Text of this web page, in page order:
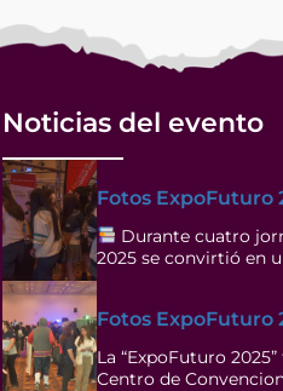
Noticias del evento
Fotos ExpoFuturo
Durante cuatro
2025 se convirtió en
Fotos ExpoFuturo
La “ExpoFuturo
Centro de